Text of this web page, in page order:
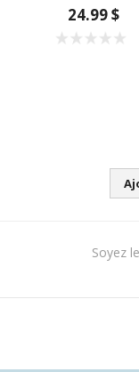
24.99 $
Soyez